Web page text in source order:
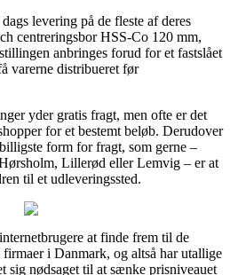
levering på de fleste af deres
centreringsbor HSS-Co 120 mm,
anbringes forud for et fastslået
varerne distribueret før
yder gratis fragt, men ofte er det
for et bestemt beløb. Derudover
form for fragt, som gerne –
Lillerød eller Lemvig – er at
til et udleveringssted.
at finde frem til de
i Danmark, og altså har utallige
sig nødsaget til at sænke prisniveauet